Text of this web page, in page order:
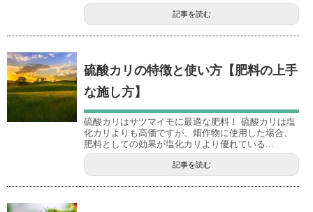
記事を読む
硫酸カリの特徴と使い方【肥料の上手
な施し方】
硫酸カリはサツマイモに最適な肥料！ 硫酸カリは塩
化カリよりも高価ですが、畑作物に使用した場合、
肥料としての効果が塩化カリより優れている...
記事を読む